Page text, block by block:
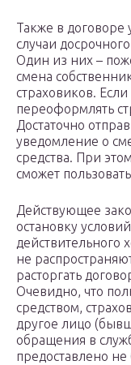
Также в договоре
случаи
Один из них –
смена
страховиков.
переоформлять
Достаточно
уведомление о
средства. При
сможет
Действующее
остановку
действительного
не
расторгать
Очевидно, что
средством,
другое лицо
обращения в
предоставлено не